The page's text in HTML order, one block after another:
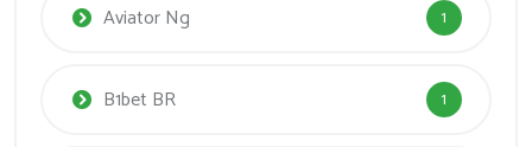
Aviator Ng 1
B1bet BR 1